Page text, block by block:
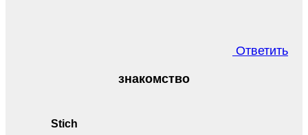
Ответить
Stich
знакомство